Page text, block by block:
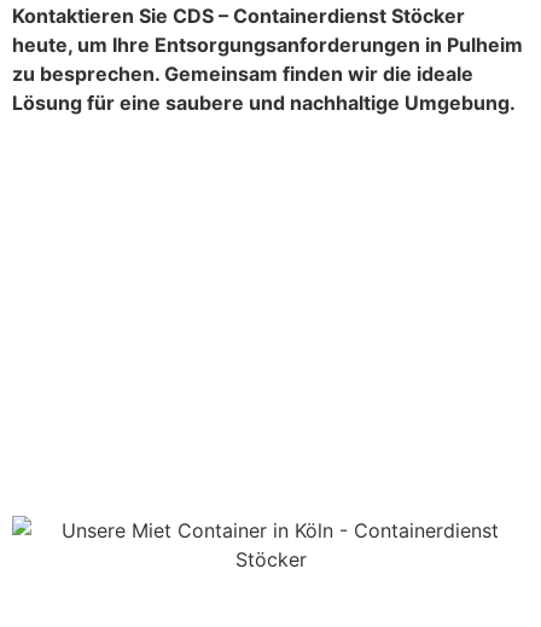
Kontaktieren Sie CDS – Containerdienst Stöcker
heute, um Ihre Entsorgungsanforderungen in Pulheim
zu besprechen. Gemeinsam finden wir die ideale
Lösung für eine saubere und nachhaltige Umgebung.